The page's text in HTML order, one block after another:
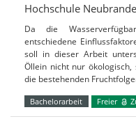
Hochschule
Da die
entschiedene
soll in dieser Arbeit
Öllein nicht nur
die bestehenden
Bachelorarbeit Freier